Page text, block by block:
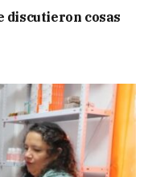
discutieron cosas